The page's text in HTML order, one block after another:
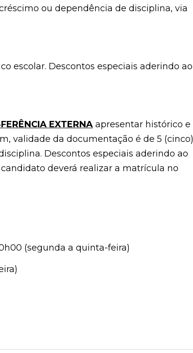
ou dependência de disciplina, via
escolar. Descontos especiais aderindo ao
EXTERNA apresentar histórico e
validade da documentação é de 5 (cinco)
Descontos especiais aderindo ao
deverá realizar a matrícula no
(segunda a quinta-feira)